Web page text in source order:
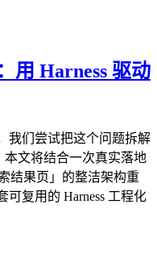
用 Harness 驱动
我们尝试把这个问题拆解
本文将结合一次真实落地
结果页」的整洁架构重
复用的 Harness 工程化